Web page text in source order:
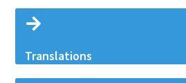
Translations